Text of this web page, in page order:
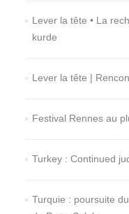
Lever la tête • La
kurde
Lever la tête |
Festival Rennes au
Turkey : Continued
Turquie : poursuite